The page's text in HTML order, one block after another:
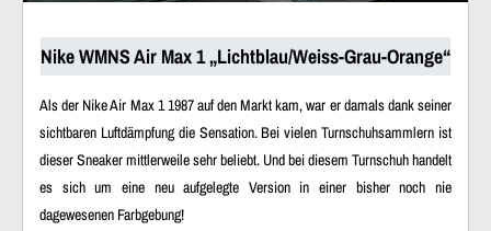
Nike WMNS Air Max 1 „Lichtblau/Weiss-Grau-Orange“
Als der Nike Air Max 1 1987 auf den Markt kam, war er damals dank seiner
sichtbaren Luftdämpfung die Sensation. Bei vielen Turnschuhsammlern ist
dieser Sneaker mittlerweile sehr beliebt. Und bei diesem Turnschuh handelt
es sich um eine neu aufgelegte Version in einer bisher noch nie
dagewesenen Farbgebung!